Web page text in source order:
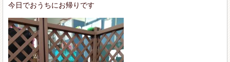
今日でおうちにお帰りです